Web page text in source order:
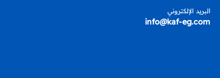
البريد الإلكتروني
info@kaf-eg.com